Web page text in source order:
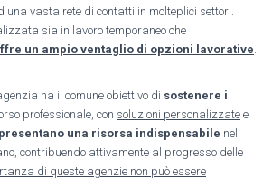
una vasta rete di contatti in molteplici settori.
sia in lavoro temporaneo che
un ampio ventaglio di opzioni lavorative
ha il comune obiettivo di sostenere i
professionale, con soluzioni personalizzate e
una risorsa indispensabile nel
contribuendo attivamente al progresso delle
di queste agenzie non può essere